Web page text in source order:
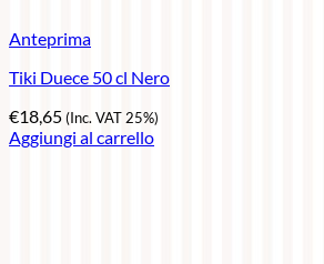
Anteprima
Tiki Duece 50 cl Nero
€18,65(Inc. VAT 25%)
Aggiungi al carrello